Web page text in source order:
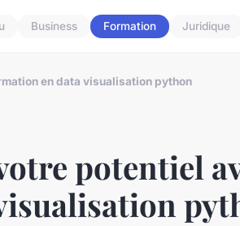
Business Formation Juridique
en data visualisation python
potentiel